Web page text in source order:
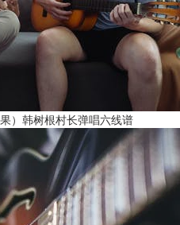
）韩树根村长弹唱六线谱